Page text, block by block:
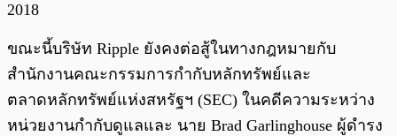
2018
ขณะนี้บริษัท Ripple ยังคงต่อสู้ในทางกฎหมายกับ
สำนักงานคณะกรรมการกำกับหลักทรัพย์และ
ตลาดหลักทรัพย์แห่งสหรัฐฯ (SEC) ในคดีความระหว่าง
หน่วยงานกำกับดูแลและ นาย Brad Garlinghouse ผู้ดำรง